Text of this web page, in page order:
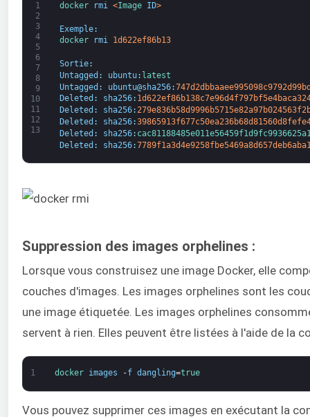
1
2
3
4
5
6
7
8
9
10
11
12
13
docker rmi <Image ID>
Exemple:
docker
rmi 1d622ef86b13
Sortie:
Untagged : ubuntu: latest
Untagged : ubuntu@sha256:
Deleted : sha256:
Deleted : sha256:
Deleted : sha256:
Deleted : sha256:
Deleted : sha256:
Suppression des images orphelines :
Lorsque vous construisez une image Docker, elle
couches d'images. Les images orphelines sont les
une image étiquetée. Les images orphelines
servent à rien. Elles peuvent être listées à l'aide de la
1 docker images -f dangling=true
Vous pouvez supprimer ces images en exécutant la